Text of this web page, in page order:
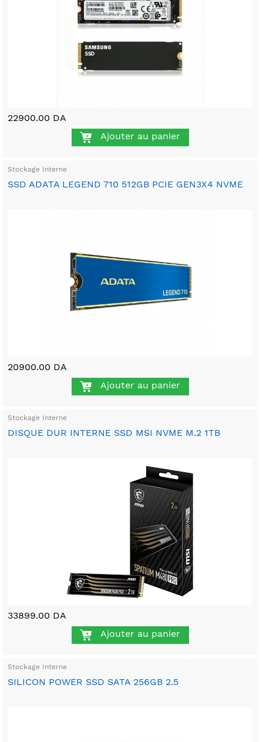
22900.00 DA
Ajouter au panier
Stockage Interne
SSD ADATA LEGEND 710 512GB PCIE GEN3X4 NVME
20900.00 DA
Ajouter au panier
Stockage Interne
DISQUE DUR INTERNE SSD MSI NVME M.2 1TB
33899.00 DA
Ajouter au panier
Stockage Interne
SILICON POWER SSD SATA 256GB 2.5